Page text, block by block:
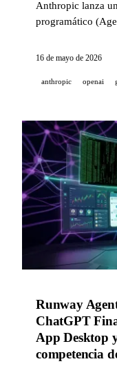
Anthropic lanza
programático
atajos
sin estado.
16 de mayo de 2026
anthropic openai
Runway
ChatGPT
App Desktop
competencia